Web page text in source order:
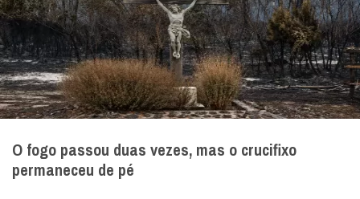
O fogo passou duas vezes, mas o crucifixo
permaneceu de pé